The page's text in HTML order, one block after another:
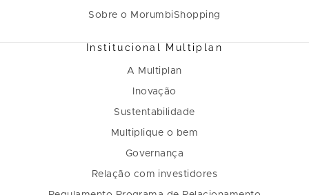
Sobre o MorumbiShopping
Institucional Multiplan
A Multiplan
Inovação
Sustentabilidade
Multiplique o bem
Governança
Relação com investidores